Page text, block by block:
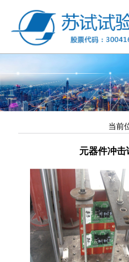
当前
元器件冲击